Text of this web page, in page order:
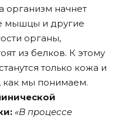
организм начнет
мышцы и другие
органы,
из белков. К этому
только кожа и
как мы понимаем.
«В процессе